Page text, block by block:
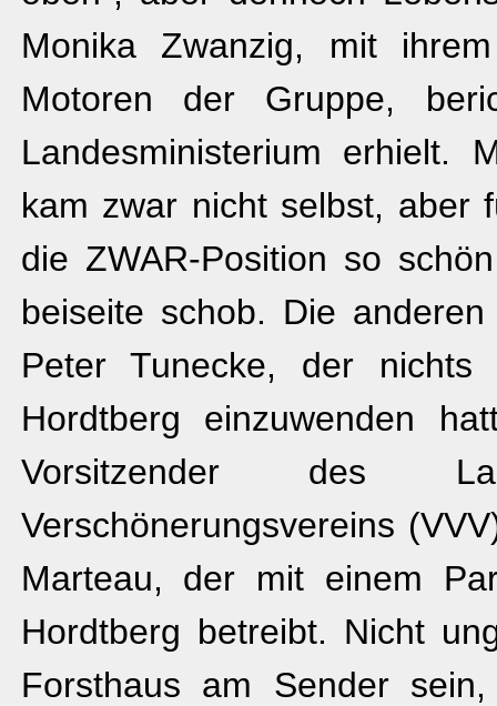
Monika Zwanzig, mit
Motoren der Gruppe,
Landesministerium erhielt.
kam zwar nicht selbst, aber
die ZWAR-Position so
beiseite schob. Die
Peter Tunecke, der
Hordtberg einzuwenden
Vorsitzender des
Verschönerungsvereins
Marteau, der mit einem
Hordtberg betreibt. Nicht
Forsthaus am Sender